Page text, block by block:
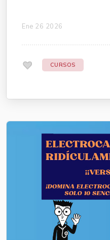
Ene 26 2026
CURSOS